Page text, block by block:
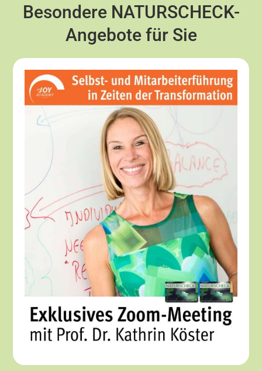
Besondere NATURSCHECK-
Angebote für Sie